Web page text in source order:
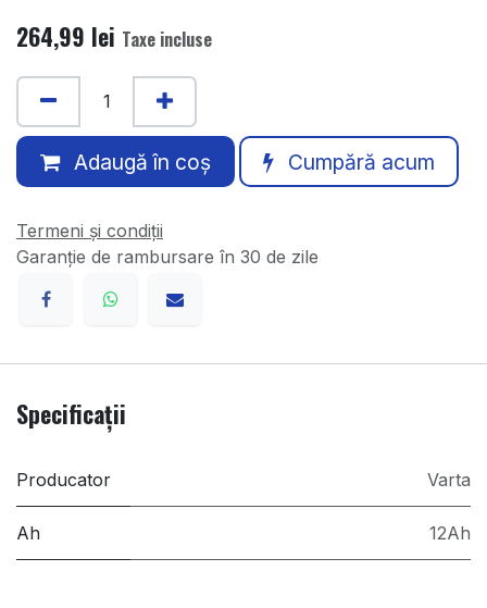
264,99 lei Taxe incluse
Adaugă în coș Cumpără acum
Termeni și condiții
Garanție de rambursare în 30 de zile
Specificații
Producator Varta
Ah 12Ah